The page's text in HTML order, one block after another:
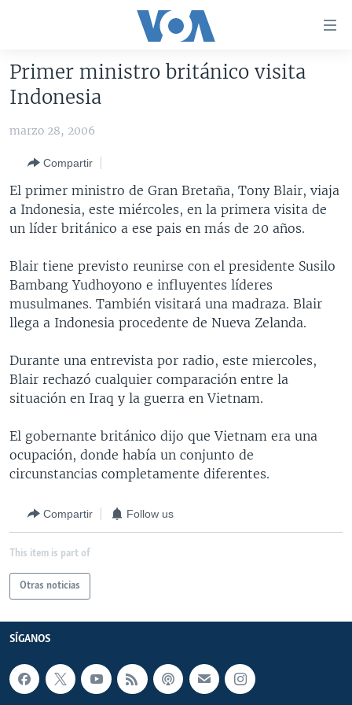
accesibilidad
Salte
navegador
principal
Salte
búsqueda
AMÉRICA DEL NORTE
MÉXICO
HAITÍ
ELECCIONES EEUU
VOTO DIVIDIDO
VOA VERIFICA
VOA VERIFICA UCRANIA/RUSIA
VOA VERIFICA INMIGRACIÓN
VOA VERIFICA AMÉRICA LATINA
AMÉRICA LATINA
ARGENTINA
BOLIVIA
CHILE
PERÚ
VENEZUELA
BRASIL
CHINA EN AMÉRICA LATINA
CENTROAMÉRICA
EL SALVADOR
GUATEMALA
NICARAGUA
INMIGRACIÓN
LIBERTAD DE PRENSA
ECONOMÍA
ENTRETENIMIENTO Y CULTURA
DEPORTES
CIENCIA Y SALUD
ESPECIALES DE LA VOA
LIBERTAD DE PRENSA
MULTIMEDIA
VIDEOS
AUDIOS
PROGRAMAS TV
FORO INTERAMERICANO
VISIÓN 360
LAS CLAVES
PANORAMA
AVANCE INFORMATIVO
AUDIONOTICIAS
BUENOS DÍAS AMÉRICA
ESTADOS UNIDOS AL DÍA
FORO [RADIO]
DEPORTIVO INTERNACIONAL
ENTRETENIMIENTO
DIRECT
DOCUMENTALES DE LA VOA
Learning English
Idiomas
Primer ministro británico visita
Indonesia
marzo 28, 2006
Compartir
El primer ministro de Gran Bretaña, Tony Blair, viaja
a Indonesia, este miércoles, en la primera visita de
un líder británico a ese pais en más de 20 años.
Blair tiene previsto reunirse con el presidente Susilo
Bambang Yudhoyono e influyentes líderes
musulmanes. También visitará una madraza. Blair
llega a Indonesia procedente de Nueva Zelanda.
Durante una entrevista por radio, este miercoles,
Blair rechazó cualquier comparación entre la
situación en Iraq y la guerra en Vietnam.
El gobernante británico dijo que Vietnam era una
ocupación, donde había un conjunto de
circunstancias completamente diferentes.
Compartir Follow us
This item is part of
Otras noticias
SÍGANOS